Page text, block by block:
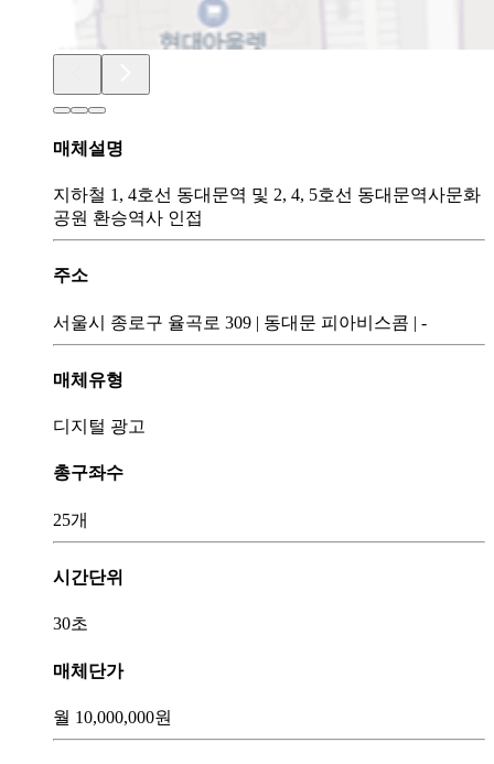
매체설명
지하철 1, 4호선 동대문역 및 2, 4, 5호선 동대문역사문화
공원 환승역사 인접
주소
서울시 종로구 율곡로 309 | 동대문 피아비스콤 | -
매체유형
디지털 광고
총구좌수
25개
시간단위
30초
매체단가
월 10,000,000원